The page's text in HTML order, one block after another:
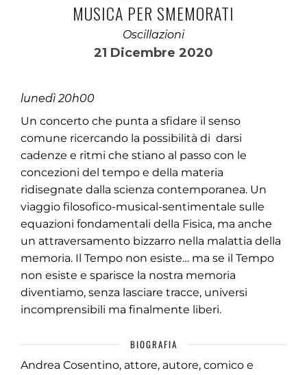
MUSICA PER SMEMORATI
Oscillazioni
21 Dicembre 2020
lunedì 20h00
Un concerto che punta a sfidare il senso
comune ricercando la possibilità di darsi
cadenze e ritmi che stiano al passo con le
concezioni del tempo e della materia
ridisegnate dalla scienza contemporanea. Un
viaggio filosofico-musical-sentimentale sulle
equazioni fondamentali della Fisica, ma anche
un attraversamento bizzarro nella malattia della
memoria. Il Tempo non esiste… ma se il Tempo
non esiste e sparisce la nostra memoria
diventiamo, senza lasciare tracce, universi
incomprensibili ma finalmente liberi.
BIOGRAFIA
Andrea Cosentino, attore, autore, comico e